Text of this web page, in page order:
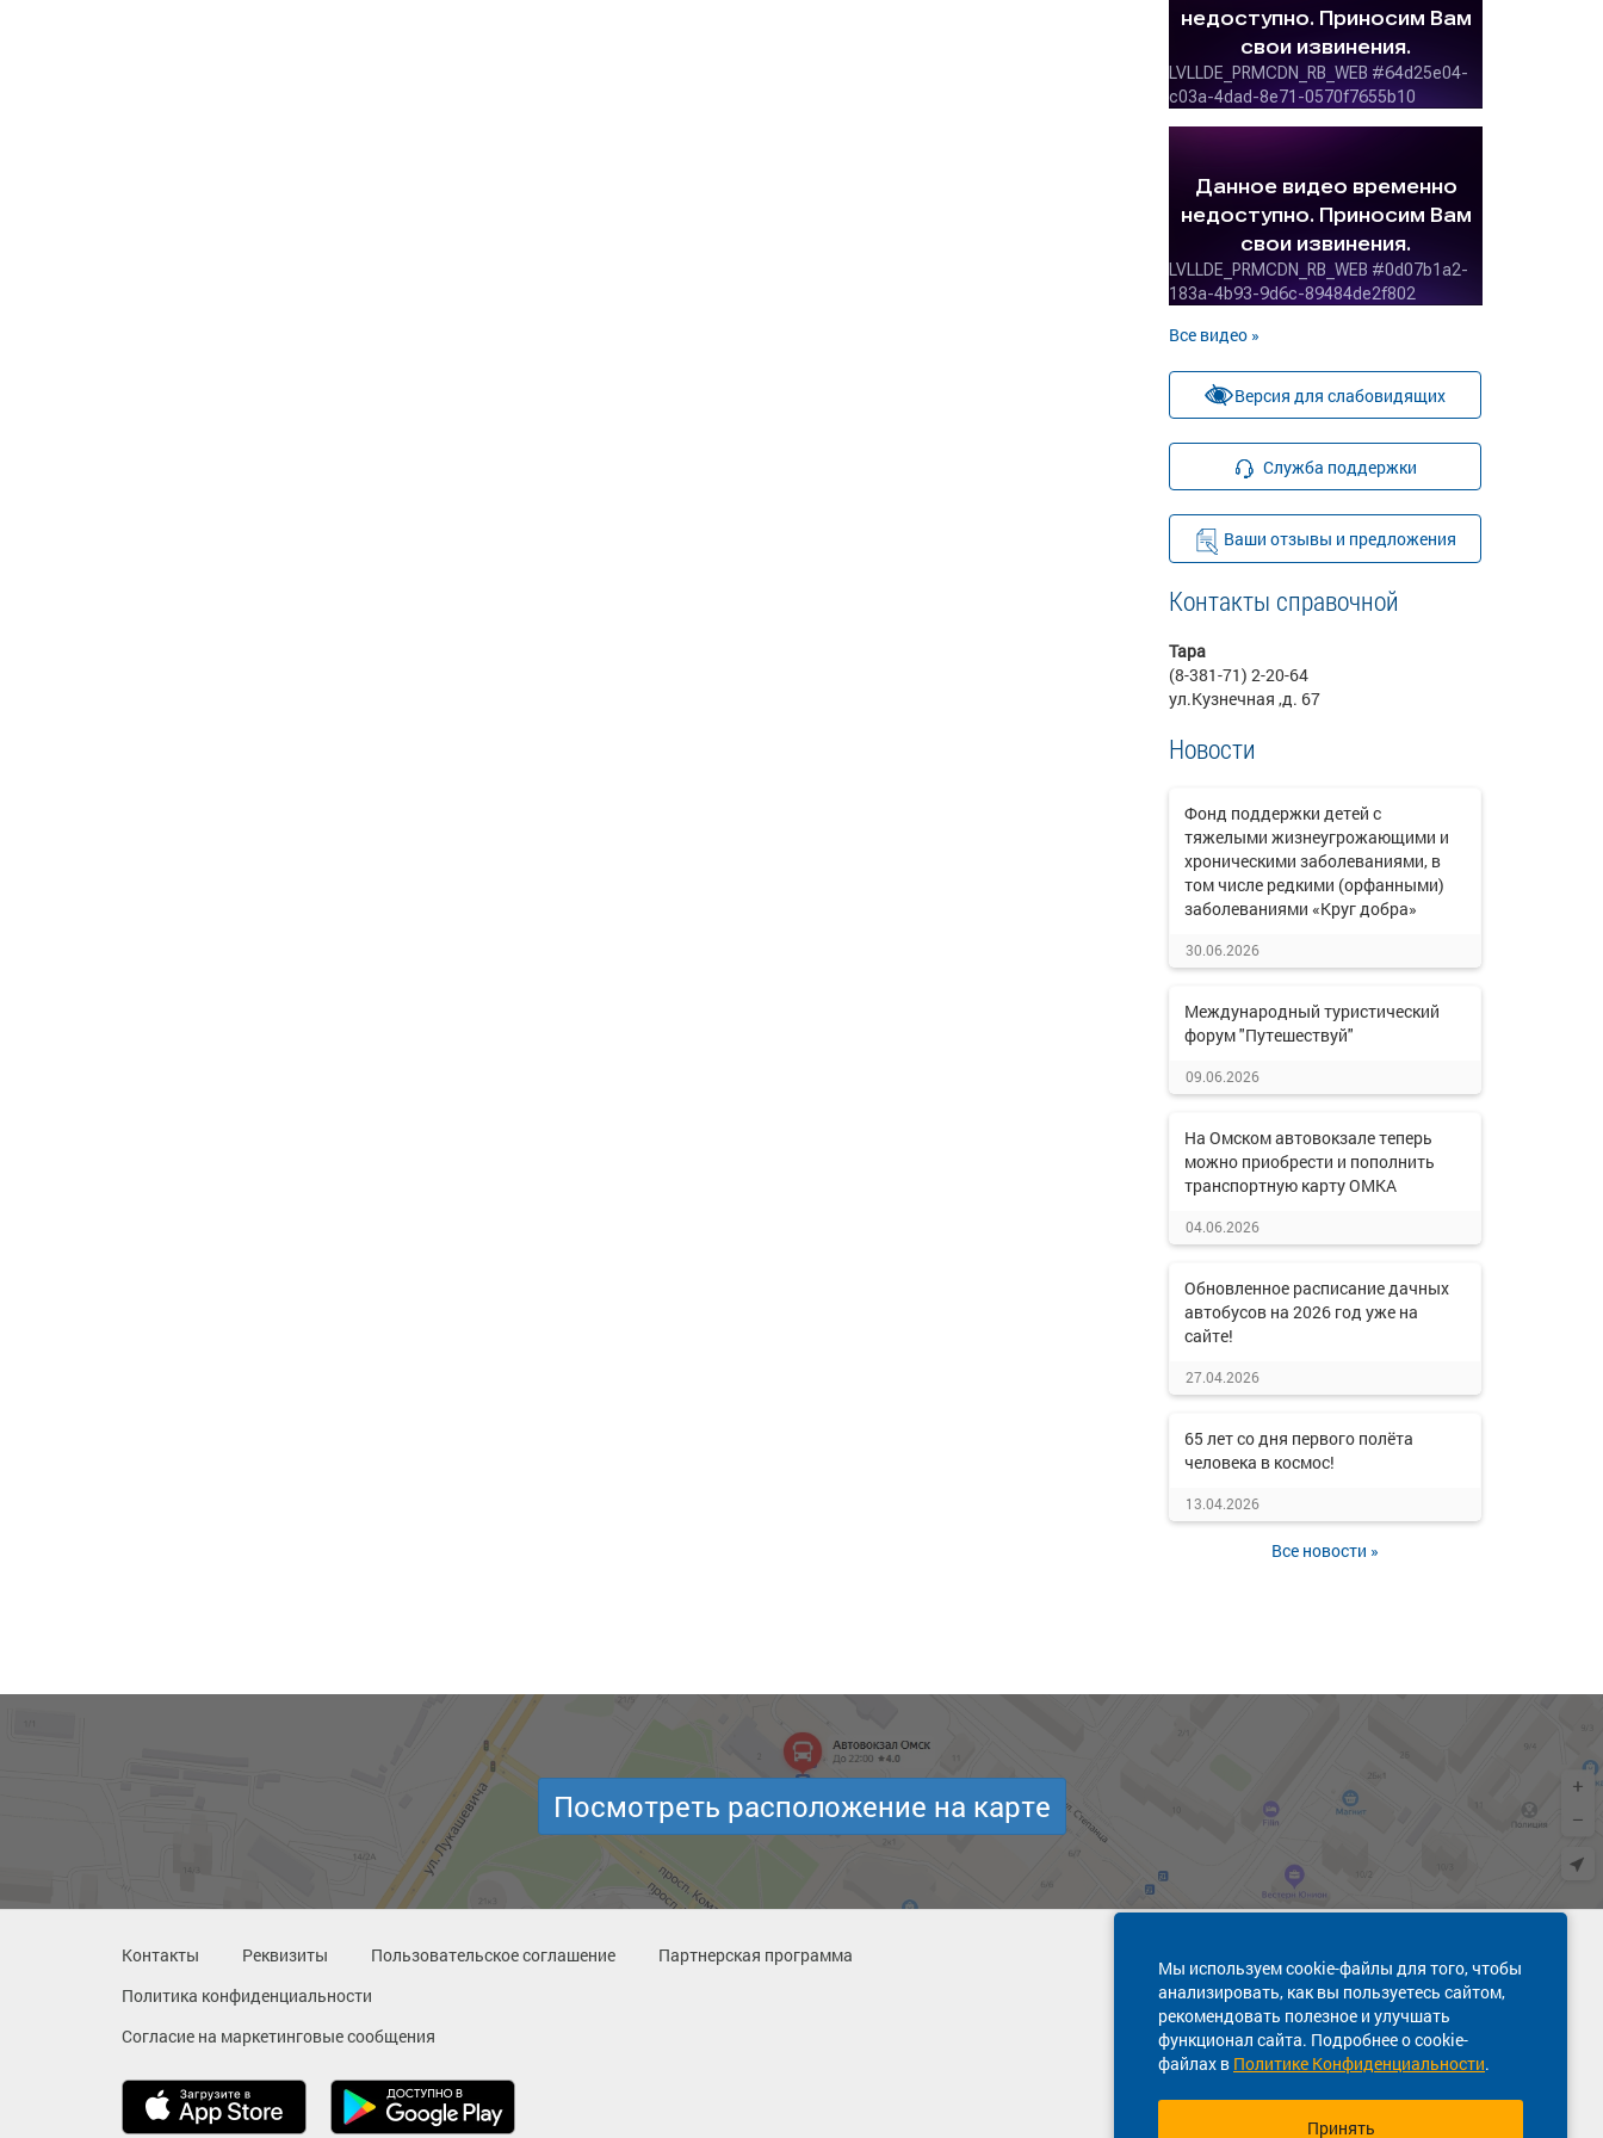
Все видео »
Версия для слабовидящих
Служба поддержки
Ваши отзывы и предложения
Контакты справочной
Тара
(8-381-71) 2-20-64
ул.Кузнечная ,д. 67
Новости
Фонд поддержки детей с
тяжелыми жизнеугрожающими и
хроническими заболеваниями, в
том числе редкими (орфанными)
заболеваниями «Круг добра»
30.06.2026
Международный туристический
форум "Путешествуй"
09.06.2026
На Омском автовокзале теперь
можно приобрести и пополнить
транспортную карту ОМКА
04.06.2026
Обновленное расписание дачных
автобусов на 2026 год уже на
сайте!
27.04.2026
65 лет со дня первого полёта
человека в космос!
13.04.2026
Все новости »
Мы используем cookie-файлы для того, чтобы
анализировать, как вы пользуетесь сайтом,
рекомендовать полезное и улучшать
функционал сайта. Подробнее о cookie-
файлах в Политике Конфиденциальности.
Принять
Посмотреть расположение на карте
Контакты Реквизиты Пользовательское соглашение
Партнерская программа
Политика конфиденциальности
Согласие на маркетинговые сообщения
Техническая поддержка сайта
8 800 600-03-38